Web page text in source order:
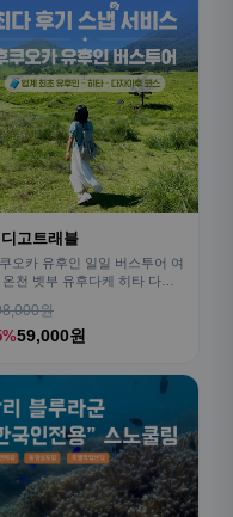
고트래블
오카 유후인 일일 버스투어 여
온천 벳부 유후다케 히타 다자
원
59,000원